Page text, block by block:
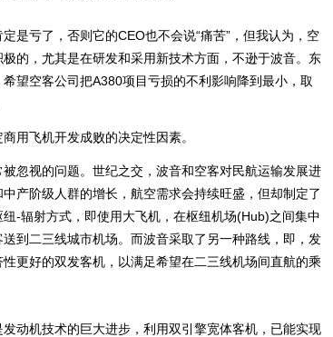
亏了，否则它的CEO也不会说“痛苦”，但我认为，空
的，尤其是在研发和采用新技术方面，不逊于波音。东
望空客公司把A380项目亏损的不利影响降到最小，取
飞机开发成败的决定性因素。
视的问题。世纪之交，波音和空客对民航运输发展进
产阶级人群的增长，航空需求会持续旺盛，但却制定了
-辐射方式，即使用大飞机，在枢纽机场(Hub)之间集中
到二三线城市机场。而波音采取了另一种路线，即，发
更好的双发客机，以满足希望在二三线机场间直航的乘
机技术的巨大进步，利用双引擎宽体客机，已能实现